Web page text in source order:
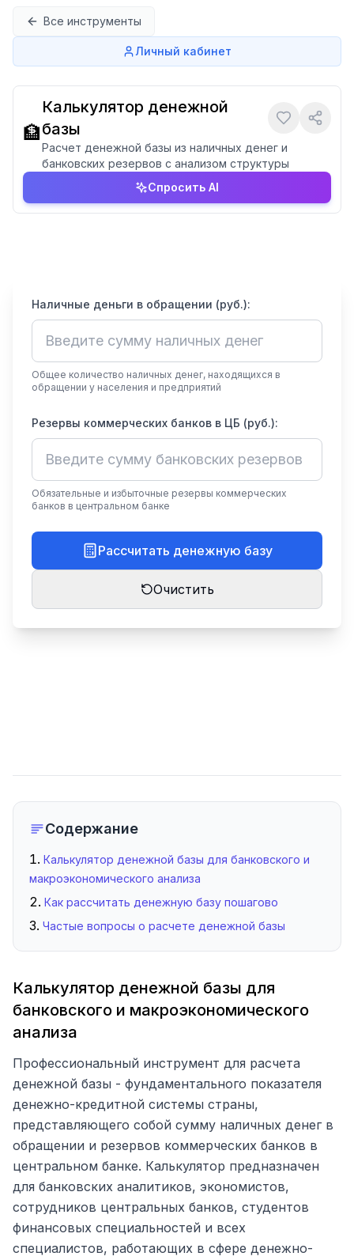
Все инструменты
Личный кабинет
🏦
Калькулятор денежной
базы
Расчет денежной базы из наличных денег и
банковских резервов с анализом структуры
Спросить AI
Наличные деньги в обращении (руб.):
Общее количество наличных денег, находящихся в
обращении у населения и предприятий
Резервы коммерческих банков в ЦБ (руб.):
Обязательные и избыточные резервы коммерческих
банков в центральном банке
Рассчитать денежную базу
Очистить
Содержание
Калькулятор денежной базы для банковского и
макроэкономического анализа
Как рассчитать денежную базу пошагово
Частые вопросы о расчете денежной базы
Калькулятор денежной базы для
банковского и макроэкономического
анализа
Профессиональный инструмент для расчета
денежной базы - фундаментального показателя
денежно-кредитной системы страны,
представляющего собой сумму наличных денег в
обращении и резервов коммерческих банков в
центральном банке. Калькулятор предназначен
для банковских аналитиков, экономистов,
сотрудников центральных банков, студентов
финансовых специальностей и всех
специалистов, работающих в сфере денежно-